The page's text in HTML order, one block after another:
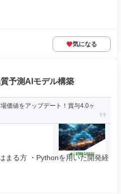
気になる
予測AIモデル構築
価値をアップデート！賞与4.0ヶ
まる方 ・Pythonを用いた開発経